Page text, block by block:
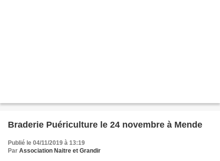
Braderie Puériculture le 24 novembre à Mende
Publié le 04/11/2019 à 13:19
Par Association Naitre et Grandir